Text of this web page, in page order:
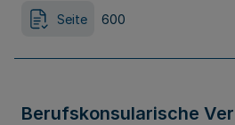
Seite 600
Berufskonsularische